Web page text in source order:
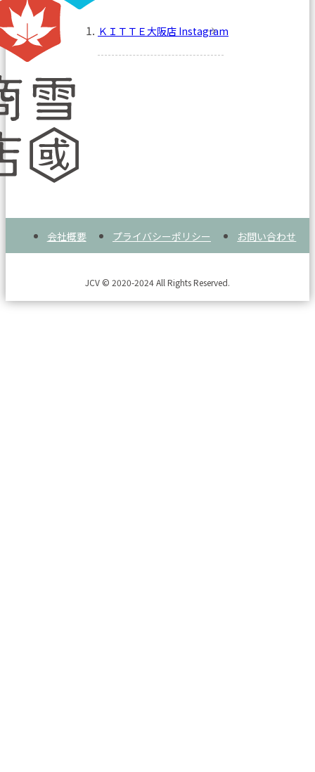
ＫＩＴＴＥ大阪店 Instagram
会社概要 プライバシーポリシー お問い合わせ
JCV © 2020-2024 All Rights Reserved.